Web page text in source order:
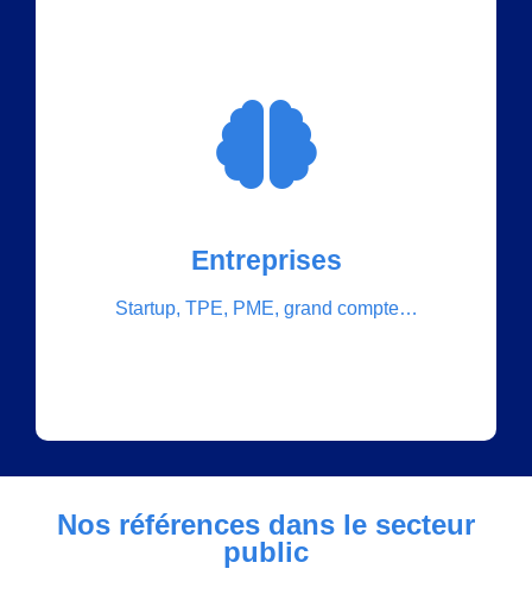
Entreprises
Startup, TPE, PME, grand compte…
Vidéosurveillance…
Nos références dans le secteur
public